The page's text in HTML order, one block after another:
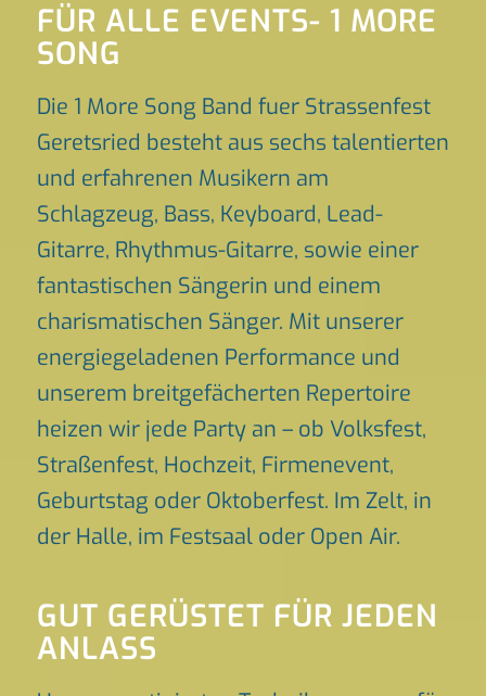
FÜR ALLE EVENTS- 1 MORE
SONG
Die 1 More Song Band fuer Strassenfest
Geretsried besteht aus sechs talentierten
und erfahrenen Musikern am
Schlagzeug, Bass, Keyboard, Lead-
Gitarre, Rhythmus-Gitarre, sowie einer
fantastischen Sängerin und einem
charismatischen Sänger. Mit unserer
energiegeladenen Performance und
unserem breitgefächerten Repertoire
heizen wir jede Party an – ob Volksfest,
Straßenfest, Hochzeit, Firmenevent,
Geburtstag oder Oktoberfest. Im Zelt, in
der Halle, im Festsaal oder Open Air.
GUT GERÜSTET FÜR JEDEN
ANLASS